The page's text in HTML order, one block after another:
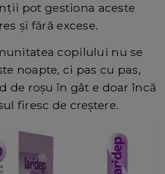
pot gestiona aceste
și fără excese.
copilului nu se
noapte, ci pas cu pas,
de roșu în gât e doar încă
firesc de creștere.